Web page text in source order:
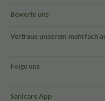
Bewerte uns
Vertraue unserem mehrfach
Folge uns
Sanicare App